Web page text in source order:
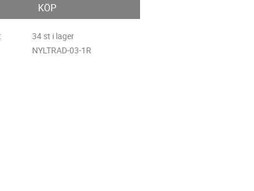
KÖP
34 st i lager
NYLTRAD-03-1R